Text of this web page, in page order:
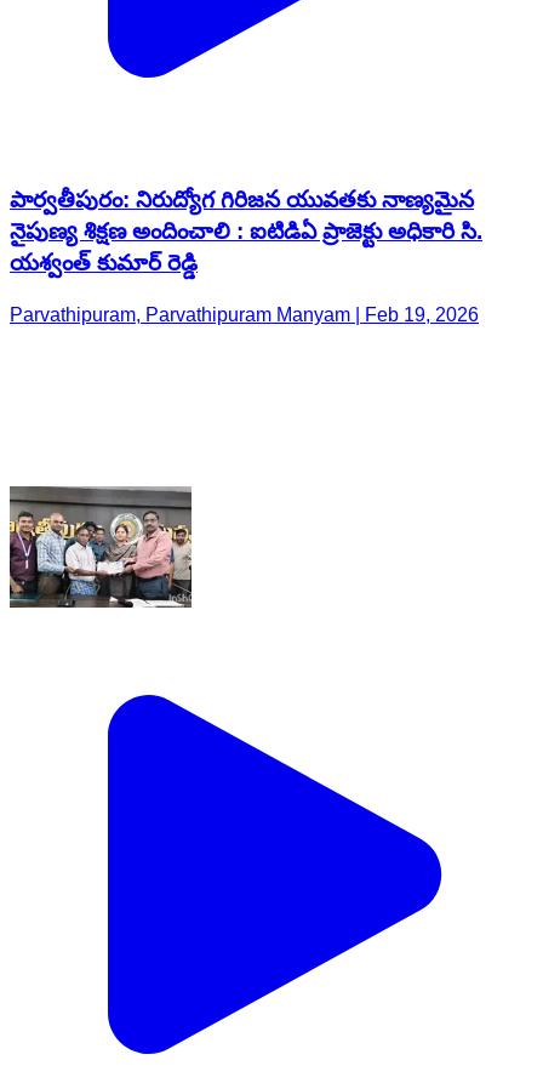
పార్వతీపురం: నిరుద్యోగ గిరిజన యువతకు నాణ్యమైన
నైపుణ్య శిక్షణ అందించాలి : ఐటిడిఏ ప్రాజెక్టు అధికారి సి.
యశ్వంత్ కుమార్ రెడ్డి
Parvathipuram, Parvathipuram Manyam | Feb 19, 2026
పార్వతీపురం: వెట్టి చాకిరీ విముక్తుడికి రూ.3 లక్షలు